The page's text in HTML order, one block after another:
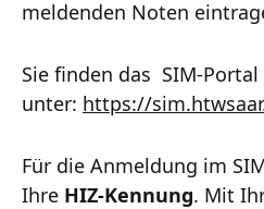
meldenden Noten
Sie finden das SIM-
unter: https://
Für die Anmeldung im
Ihre HIZ-Kennung. Mit